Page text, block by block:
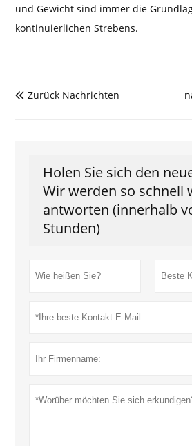
und Gewicht sind immer die
kontinuierlichen Strebens.
 Zurück Nachrichten
Holen Sie sich den
Wir werden so schnell
antworten (innerhalb
Stunden)